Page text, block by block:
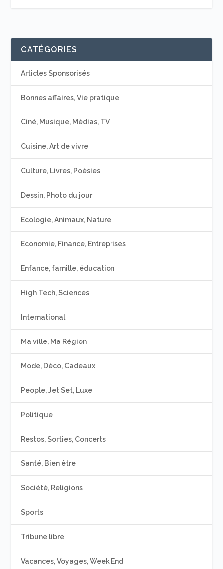
CATÉGORIES
Articles Sponsorisés
Bonnes affaires, Vie pratique
Ciné, Musique, Médias, TV
Cuisine, Art de vivre
Culture, Livres, Poésies
Dessin, Photo du jour
Ecologie, Animaux, Nature
Economie, Finance, Entreprises
Enfance, famille, éducation
High Tech, Sciences
International
Ma ville, Ma Région
Mode, Déco, Cadeaux
People, Jet Set, Luxe
Politique
Restos, Sorties, Concerts
Santé, Bien être
Société, Religions
Sports
Tribune libre
Vacances, Voyages, Week End